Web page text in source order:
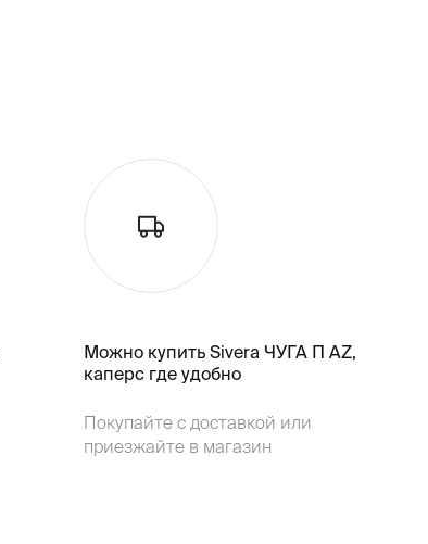
Можно купить Sivera ЧУГА П AZ,
каперс где удобно
Покупайте с доставкой или
приезжайте в магазин